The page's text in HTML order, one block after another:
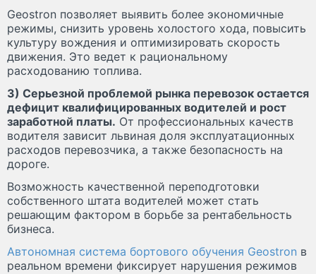
Geostron позволяет выявить более экономичные
режимы, снизить уровень холостого хода, повысить
культуру вождения и оптимизировать скорость
движения. Это ведет к рациональному
расходованию топлива.
3) Серьезной проблемой рынка перевозок остается
дефицит квалифицированных водителей и рост
заработной платы. От профессиональных качеств
водителя зависит львиная доля эксплуатационных
расходов перевозчика, а также безопасность на
дороге.
Возможность качественной переподготовки
собственного штата водителей может стать
решающим фактором в борьбе за рентабельность
бизнеса.
Автономная система бортового обучения Geostron в
реальном времени фиксирует нарушения режимов